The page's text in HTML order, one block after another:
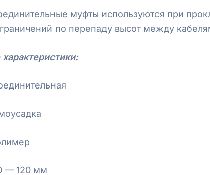
муфты используются при
по перепаду высот между
— 120 мм